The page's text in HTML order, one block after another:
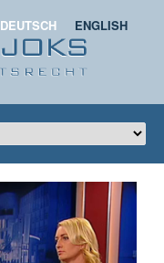
DEUTSCH ENGLISH